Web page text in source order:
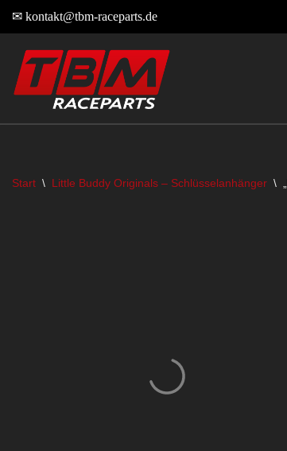
Inhalt
springen
✉ kontakt@tbm-raceparts.de
Start \ Little Buddy Originals – Schlüsselanhänger \